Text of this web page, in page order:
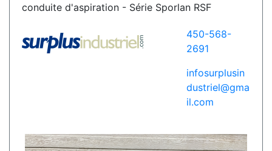
conduite d'aspiration - Série Sporlan RSF
450-568-
2691
infosurplusin
dustriel@gma
il.com